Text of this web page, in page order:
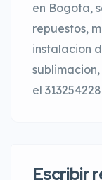
en Bogota,
repuestos,
instalacion
el
Escribir